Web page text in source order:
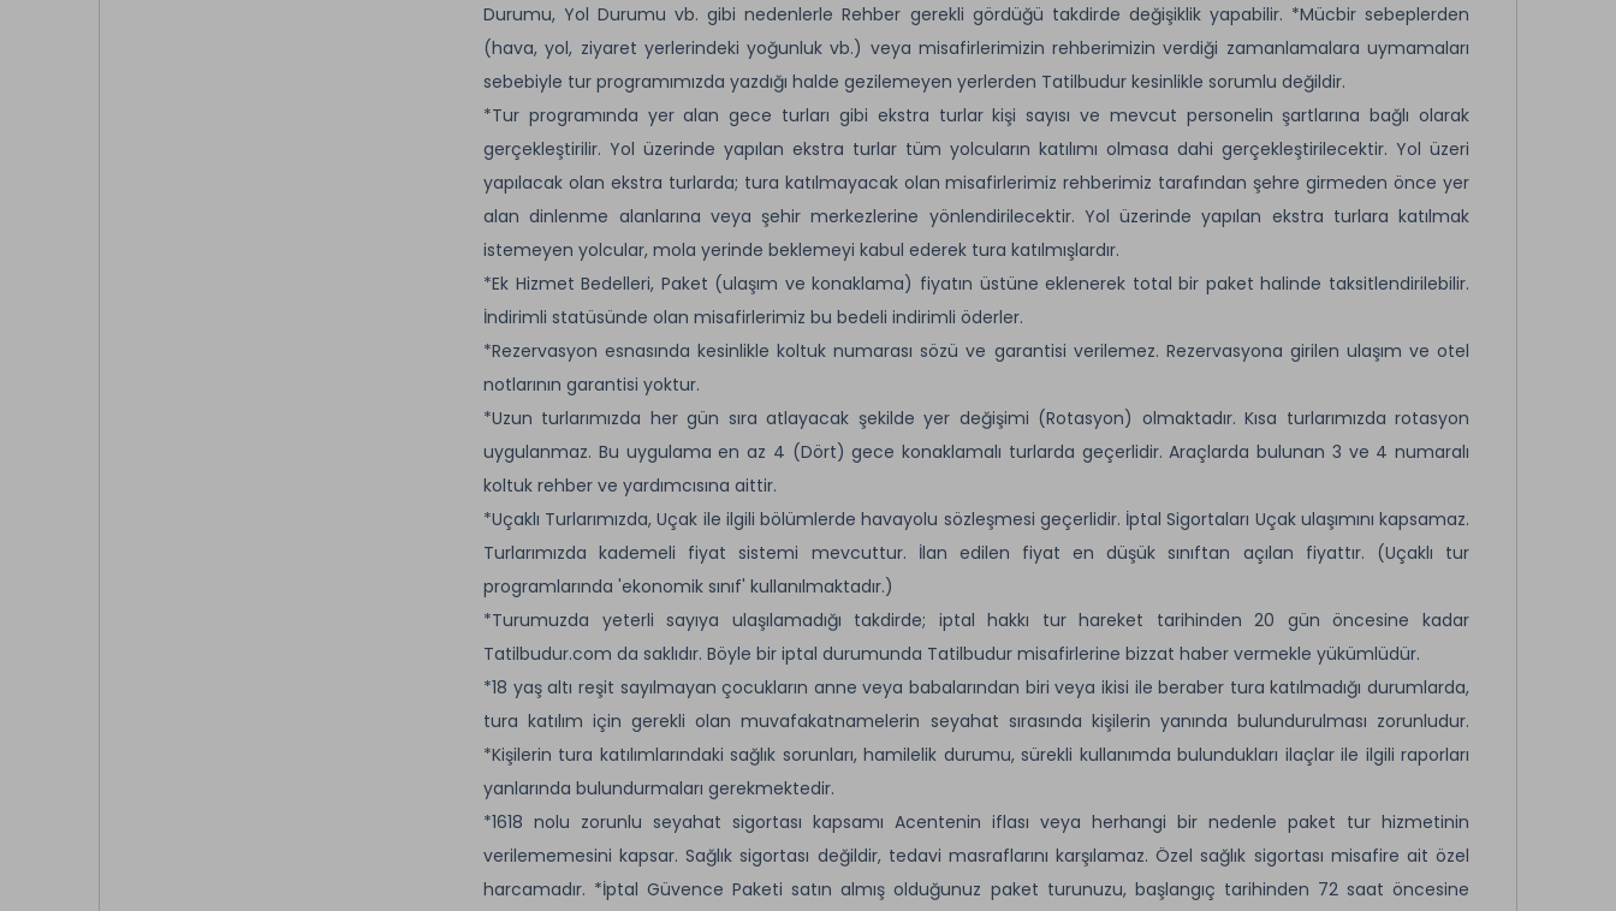
Durumu, Yol Durumu vb. gibi nedenlerle Rehber gerekli gördüğü takdirde değişiklik yapabilir. *Mücbir sebeplerden
(hava, yol, ziyaret yerlerindeki yoğunluk vb.) veya misafirlerimizin rehberimizin verdiği zamanlamalara uymamaları
sebebiyle tur programımızda yazdığı halde gezilemeyen yerlerden Tatilbudur kesinlikle sorumlu değildir.
*Tur programında yer alan gece turları gibi ekstra turlar kişi sayısı ve mevcut personelin şartlarına bağlı olarak
gerçekleştirilir. Yol üzerinde yapılan ekstra turlar tüm yolcuların katılımı olmasa dahi gerçekleştirilecektir. Yol üzeri
yapılacak olan ekstra turlarda; tura katılmayacak olan misafirlerimiz rehberimiz tarafından şehre girmeden önce yer
alan dinlenme alanlarına veya şehir merkezlerine yönlendirilecektir. Yol üzerinde yapılan ekstra turlara katılmak
istemeyen yolcular, mola yerinde beklemeyi kabul ederek tura katılmışlardır.
*Ek Hizmet Bedelleri, Paket (ulaşım ve konaklama) fiyatın üstüne eklenerek total bir paket halinde taksitlendirilebilir.
İndirimli statüsünde olan misafirlerimiz bu bedeli indirimli öderler.
*Rezervasyon esnasında kesinlikle koltuk numarası sözü ve garantisi verilemez. Rezervasyona girilen ulaşım ve otel
notlarının garantisi yoktur.
*Uzun turlarımızda her gün sıra atlayacak şekilde yer değişimi (Rotasyon) olmaktadır. Kısa turlarımızda rotasyon
uygulanmaz. Bu uygulama en az 4 (Dört) gece konaklamalı turlarda geçerlidir. Araçlarda bulunan 3 ve 4 numaralı
koltuk rehber ve yardımcısına aittir.
*Uçaklı Turlarımızda, Uçak ile ilgili bölümlerde havayolu sözleşmesi geçerlidir. İptal Sigortaları Uçak ulaşımını kapsamaz.
Turlarımızda kademeli fiyat sistemi mevcuttur. İlan edilen fiyat en düşük sınıftan açılan fiyattır. (Uçaklı tur
programlarında 'ekonomik sınıf' kullanılmaktadır.)
*Turumuzda yeterli sayıya ulaşılamadığı takdirde; iptal hakkı tur hareket tarihinden 20 gün öncesine kadar
Tatilbudur.com da saklıdır. Böyle bir iptal durumunda Tatilbudur misafirlerine bizzat haber vermekle yükümlüdür.
*18 yaş altı reşit sayılmayan çocukların anne veya babalarından biri veya ikisi ile beraber tura katılmadığı durumlarda,
tura katılım için gerekli olan muvafakatnamelerin seyahat sırasında kişilerin yanında bulundurulması zorunludur.
*Kişilerin tura katılımlarındaki sağlık sorunları, hamilelik durumu, sürekli kullanımda bulundukları ilaçlar ile ilgili raporları
yanlarında bulundurmaları gerekmektedir.
*1618 nolu zorunlu seyahat sigortası kapsamı Acentenin iflası veya herhangi bir nedenle paket tur hizmetinin
verilememesini kapsar. Sağlık sigortası değildir, tedavi masraflarını karşılamaz. Özel sağlık sigortası misafire ait özel
harcamadır. *İptal Güvence Paketi satın almış olduğunuz paket turunuzu, başlangıç tarihinden 72 saat öncesine